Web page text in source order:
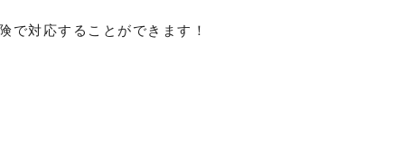
で対応することができます！